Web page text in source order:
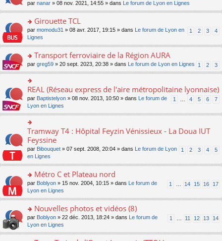
nt
s
ré
e
nt
le
u
s
ré
c
nt
n
o
n
le
s
ré
c
e
nt
s
e
n
o
n
lu
pl
s
ré
c
nt
le
m
e
s
s
e
n
o
n
lu
pl
ré
e
nt
o
n
ult
er
le
m
e
s
a
e
n
o
n
lu
le
pl
u
s
ré
c
e
nt
par nanar » 08 nov. 2021, 14:55 » dans Le forum de Lyon en Lignes
o
s
er
le
m
e
s
s
a
e
o
n
lu
le
pl
s
ré
c
e
nt
Girouette TCL
1 2 3 4
par momodu31 » 08 avr. 2017, 19:15 » dans
Le forum de Lyon en
Lignes
o
n
s
ult
er
le
m
e
s
a
e
n
lu
le
pl
s
ré
c
e
Transport ferroviaire de la Région AURA
1 2 3
par greg59 » 20 sept. 2023, 20:38 » dans Le forum de Lyon en Lignes
o
n
s
le
m
e
s
s
a
e
n
o
n
lu
le
pl
REAL (Réseau express de l'aire métropolitaine lyonnaise)
1 4 5 6 7
par Baptistelyon » 08 nov. 2013, 10:50 » dans
Le forum de
Lyon en Lignes
o
n
ult
le
m
e
s
s
g
e
n
o
Tramway T4 : Hôpital Feyzin Vénissieux - La Doua IUT
Feyssine
1 2 3 4 5
par Bibouquet » 07 sept. 2008, 20:04 » dans
Le forum de Lyon
en Lignes
o
s
er
le
m
e
Métro C et Plateau nord
1 14 15 16 17
par Boblyon » 15 nov. 2004, 10:15 » dans
Le forum de
Lyon en Lignes
o
s
Nouvelles photos et vidéos (8)
1 11 12 13 14
par Boblyon » 22 déc. 2013, 18:24 » dans
Le forum de
Lyon en Lignes